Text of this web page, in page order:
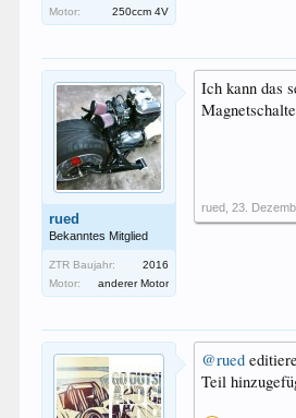
Motor:
250ccm 4V
rued
Bekanntes Mitglied
ZTR Baujahr:
2016
Motor:
anderer Motor
Ich kann das
rued 23.
@rued
Teil